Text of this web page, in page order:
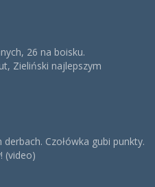
26 na boisku.
Zieliński najlepszym
Czołówka gubi punkty.
(video)